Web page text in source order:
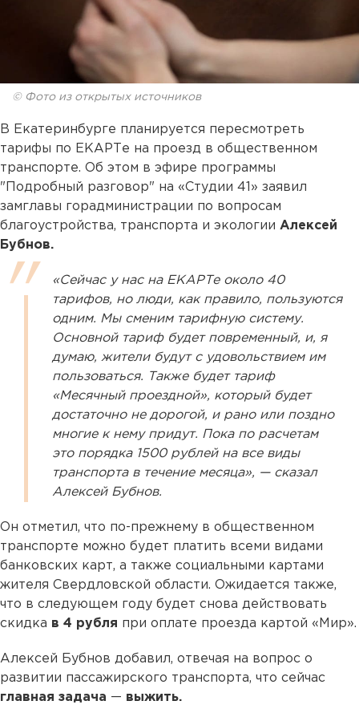
© Фото из открытых источников
В Екатеринбурге планируется пересмотреть
тарифы по ЕКАРТе на проезд в общественном
транспорте. Об этом в эфире программы
"Подробный разговор" на «Студии 41» заявил
замглавы горадминистрации по вопросам
благоустройства, транспорта и экологии Алексей
Бубнов.
«Сейчас у нас на ЕКАРТе около 40
тарифов, но люди, как правило, пользуются
одним. Мы сменим тарифную систему.
Основной тариф будет повременный, и, я
думаю, жители будут с удовольствием им
пользоваться. Также будет тариф
«Месячный проездной», который будет
достаточно не дорогой, и рано или поздно
многие к нему придут. Пока по расчетам
это порядка 1500 рублей на все виды
транспорта в течение месяца», — сказал
Алексей Бубнов.
Он отметил, что по-прежнему в общественном
транспорте можно будет платить всеми видами
банковских карт, а также социальными картами
жителя Свердловской области. Ожидается также,
что в следующем году будет снова действовать
скидка в 4 рубля при оплате проезда картой «Мир».
Алексей Бубнов добавил, отвечая на вопрос о
развитии пассажирского транспорта, что сейчас
главная задача — выжить.